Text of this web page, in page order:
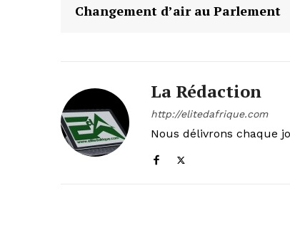
Changement d’air au Parlement
La Rédaction
http://elitedafrique.com
Nous délivrons chaque